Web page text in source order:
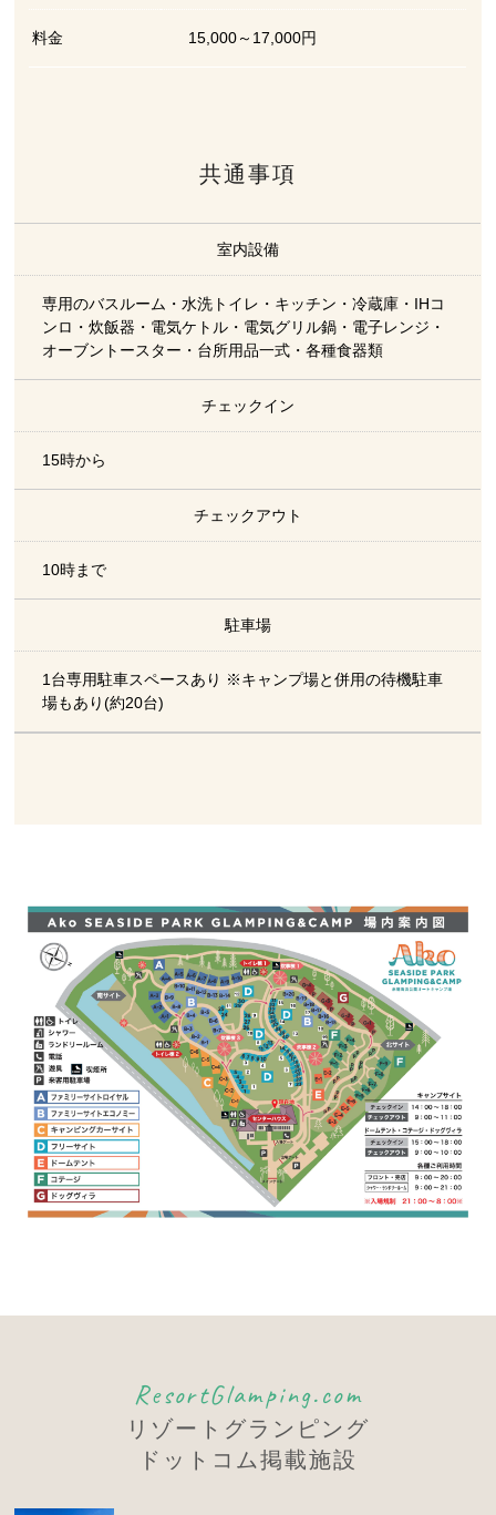
料金 15,000～17,000円
共通事項
室内設備
専用のバスルーム・水洗トイレ・キッチン・冷蔵庫・IHコ
ンロ・炊飯器・電気ケトル・電気グリル鍋・電子レンジ・
オーブントースター・台所用品一式・各種食器類
チェックイン
15時から
チェックアウト
10時まで
駐車場
1台専用駐車スペースあり ※キャンプ場と併用の待機駐車
場もあり(約20台)
ResortGlamping.com
リゾートグランピング
ドットコム掲載施設